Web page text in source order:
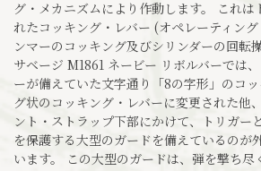
グ・メカニズムにより作動します。 これは
れたコッキング・レバー (オペレーティン
ンマーのコッキング及びシリンダーの回転
サベージ M1861 ネービー リボルバーでは
ーが備えていた文字通り「8の字形」のコ
グ状のコッキング・レバーに変更された他
ント・ストラップ下部にかけて、トリガー
を保護する大型のガードを備えているのが
います。 この大型のガードは、弾を撃ち